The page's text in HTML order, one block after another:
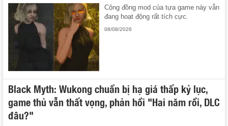
Cộng đồng mod của tựa game này vẫn
đang hoạt động rất tích cực.
08/08/2026
Black Myth: Wukong chuẩn bị hạ giá thấp kỷ lục,
game thủ vẫn thất vọng, phản hồi "Hai năm rồi, DLC
đâu?"